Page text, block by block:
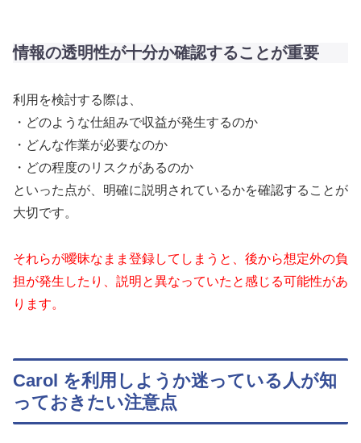
情報の透明性が十分か確認することが重要
利用を検討する際は、
・どのような仕組みで収益が発生するのか
・どんな作業が必要なのか
・どの程度のリスクがあるのか
といった点が、明確に説明されているかを確認することが
大切です。
それらが曖昧なまま登録してしまうと、後から想定外の負
担が発生したり、説明と異なっていたと感じる可能性があ
ります。
Carol を利用しようか迷っている人が知
っておきたい注意点